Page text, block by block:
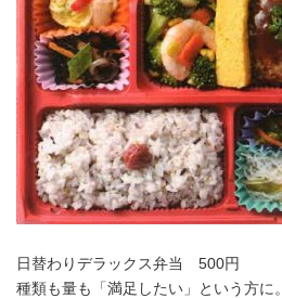
日替わりデラックス弁当 500円
種類も量も「満足したい」という方に。